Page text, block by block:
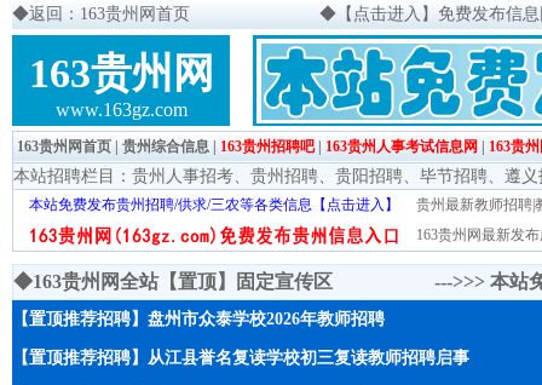
◆返回：163贵州网首页 ◆ 【点击进入】免费发布信
163贵州网
www.163gz.com
163贵州网首页 贵州综合信息 163贵州招聘吧| 163贵州人事考试信息网 163贵
本站招聘栏目： 贵州人事招考、 贵州招聘、 贵阳招聘、 毕节招聘、 遵义
本站免费发布贵州招聘/供求/三农等各类信息【点击进入】
贵州最新教师招聘|
163贵州网最新发
◆163贵州网全站【置顶】固定宣传区 --->>> 本站
【置顶推荐招聘】盘州市众泰学校2026年教师招聘
【置顶推荐招聘】从江县誉名复读学校初三复读教师招聘启事